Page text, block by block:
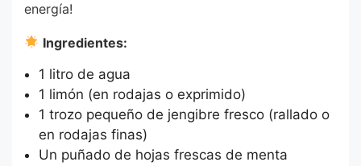
energía!
Ingredientes:
1 litro de agua
1 limón (en rodajas o exprimido)
1 trozo pequeño de jengibre fresco (rallado o
en rodajas finas)
Un puñado de hojas frescas de menta